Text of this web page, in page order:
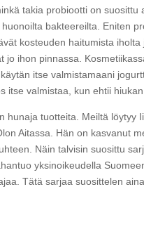
takia probiootti on
bakteereilta. Eniten
kosteuden haitumista
jo ihon pinnassa.
itse valmistamaani
itse valmistaa, kun ehtii
hunaja tuotteita. Meiltä
Aitassa. Hän on kasvanut
Näin talvisin suosittu
yksinoikeudella
Tätä sarjaa suosittelen